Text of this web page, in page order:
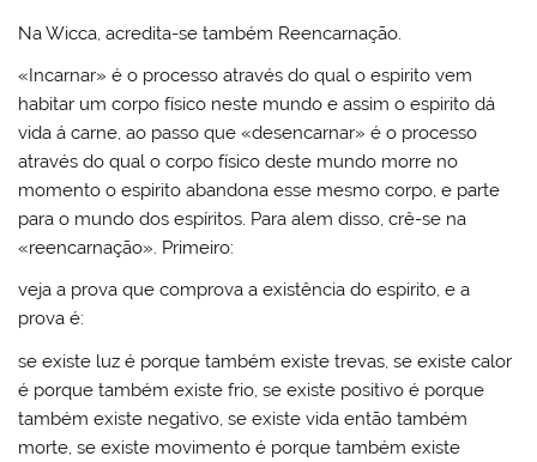
Na Wicca, acredita-se também Reencarnação.
«Incarnar» é o processo através do qual o espirito vem
habitar um corpo físico neste mundo e assim o espirito dá
vida á carne, ao passo que «desencarnar» é o processo
através do qual o corpo físico deste mundo morre no
momento o espirito abandona esse mesmo corpo, e parte
para o mundo dos espíritos. Para alem disso, crê-se na
«reencarnação». Primeiro:
veja a prova que comprova a existência do espirito, e a
prova é:
se existe luz é porque também existe trevas, se existe calor
é porque também existe frio, se existe positivo é porque
também existe negativo, se existe vida então também
morte, se existe movimento é porque também existe